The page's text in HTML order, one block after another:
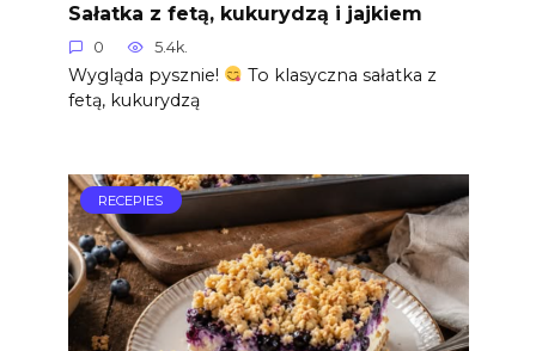
Sałatka z fetą, kukurydzą i jajkiem
0 5.4k.
Wygląda pysznie!
To klasyczna sałatka z
fetą, kukurydzą
RECEPIES